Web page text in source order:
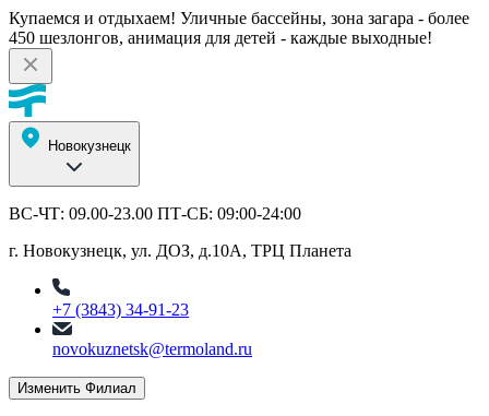
Купаемся и отдыхаем! Уличные бассейны, зона загара - более
450 шезлонгов, анимация для детей - каждые выходные!
Новокузнецк
ВС-ЧТ: 09.00-23.00 ПТ-СБ: 09:00-24:00
г. Новокузнецк, ул. ДОЗ, д.10А, ТРЦ Планета
+7 (3843) 34-91-23
novokuznetsk@termoland.ru
Изменить Филиал